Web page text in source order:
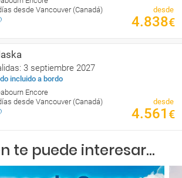
desde Vancouver (Canadá)
desde
4.838€
3 septiembre 2027
incluido a bordo
Encore
desde Vancouver (Canadá)
desde
4.561 €
te puede interesar...